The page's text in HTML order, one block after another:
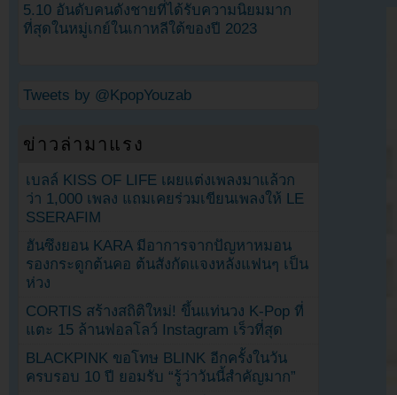
5.10 อันดับคนดังชายที่ได้รับความนิยมมาก
ที่สุดในหมู่เกย์ในเกาหลีใต้ของปี 2023
Tweets by @KpopYouzab
ข่าวล่ามาแรง
เบลล์ KISS OF LIFE เผยแต่งเพลงมาแล้วก
ว่า 1,000 เพลง แถมเคยร่วมเขียนเพลงให้ LE
SSERAFIM
ฮันซึงยอน KARA มีอาการจากปัญหาหมอน
รองกระดูกต้นคอ ต้นสังกัดแจงหลังแฟนๆ เป็น
ห่วง
CORTIS สร้างสถิติใหม่! ขึ้นแท่นวง K-Pop ที่
แตะ 15 ล้านฟอลโลว์ Instagram เร็วที่สุด
BLACKPINK ขอโทษ BLINK อีกครั้งในวัน
ครบรอบ 10 ปี ยอมรับ “รู้ว่าวันนี้สำคัญมาก”